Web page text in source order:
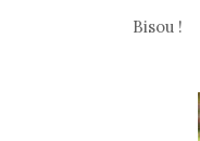
Bisou !